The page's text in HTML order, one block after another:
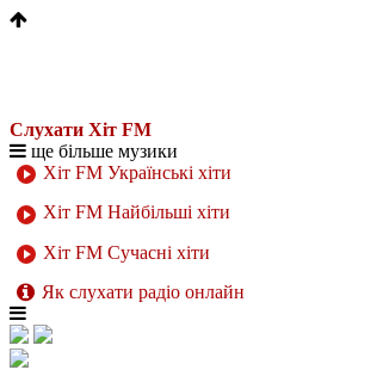
Слухати Хіт FM
ще більше музики
Хіт FM Українські хіти
Хіт FM Найбільші хіти
Хіт FM Сучасні хіти
Як слухати радіо онлайн